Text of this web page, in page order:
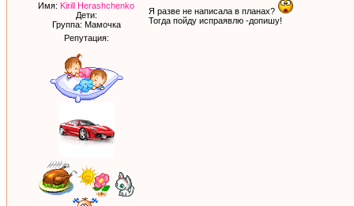
Имя: Kirill Herashchenko
Дети:
Группа: Мамочка
Репутация:
Я разве не написала в планах?
Тогда пойду испраявлю -допишу!